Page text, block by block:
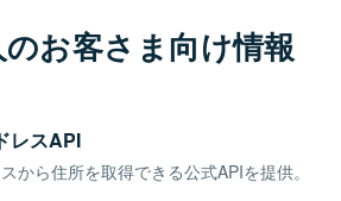
お客さま向け情報
レスAPI
から住所を取得できる公式APIを提供。